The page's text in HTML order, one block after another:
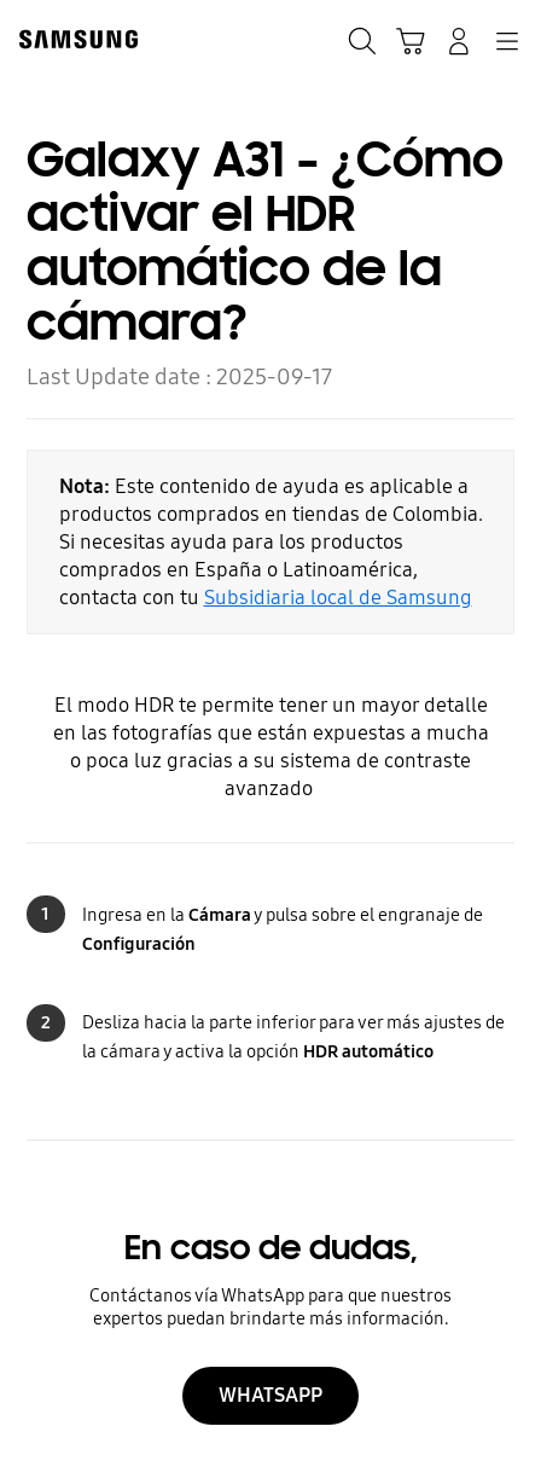
content
Galaxy A31 - ¿Cómo
activar el HDR
automático de la
cámara?
Last Update date :2025-09-17
Nota: Este contenido de ayuda es aplicable a
productos comprados en tiendas de Colombia.
Si necesitas ayuda para los productos
comprados en España o Latinoamérica,
contacta con tu Subsidiaria local de Samsung
El modo HDR te permite tener un mayor detalle
en las fotografías que están expuestas a mucha
o poca luz gracias a su sistema de contraste
avanzado
1 Ingresa en laCámaray pulsa sobre el engranaje de
Configuración
2
Desliza hacia la parte inferior para ver más ajustes de
la cámara y activa la opción HDR automático
En caso de dudas,
Contáctanos vía WhatsApp para que nuestros
expertos puedan brindarte más información.
WHATSAPP